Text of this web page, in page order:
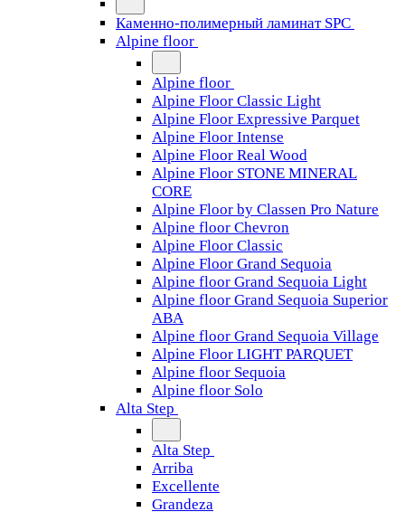
Каменно-полимерный ламинат SPC
Alpine floor
Alpine floor
Alpine Floor Classic Light
Alpine Floor Expressive Parquet
Alpine Floor Intense
Alpine Floor Real Wood
Alpine Floor STONE MINERAL
CORE
Alpine Floor by Classen Pro Nature
Alpine floor Chevron
Alpine Floor Classic
Alpine Floor Grand Sequoia
Alpine floor Grand Sequoia Light
Alpine floor Grand Sequoia Superior
ABA
Alpine floor Grand Sequoia Village
Alpine Floor LIGHT PARQUET
Alpine floor Sequoia
Alpine floor Solo
Alta Step
Alta Step
Arriba
Excellente
Grandeza